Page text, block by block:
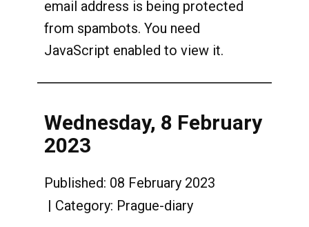
email address is being protected
from spambots. You need
JavaScript enabled to view it.
Wednesday, 8 February
2023
Published: 08 February 2023
Category: Prague-diary